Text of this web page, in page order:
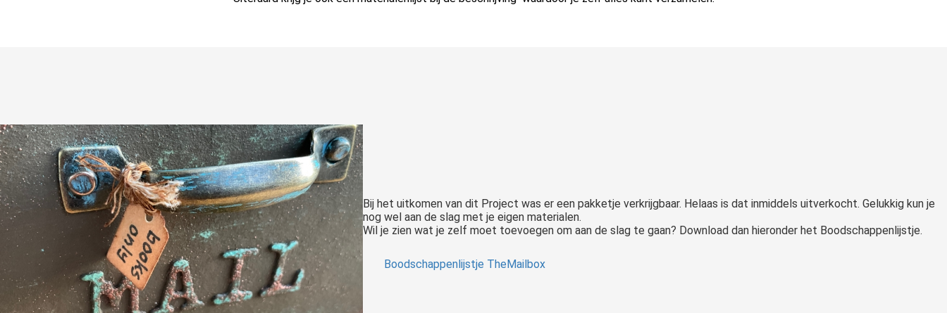
Bij het uitkomen van dit Project was er een pakketje verkrijgbaar. Helaas is dat inmiddels uitverkocht. Gelukkig kun je
nog wel aan de slag met je eigen materialen.
Wil je zien wat je zelf moet toevoegen om aan de slag te gaan? Download dan hieronder het Boodschappenlijstje.
Boodschappenlijstje TheMailbox